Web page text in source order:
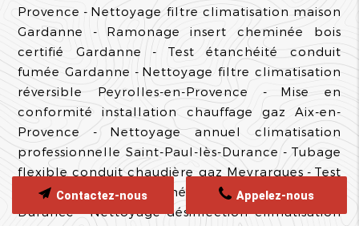
Provence
Nettoyage filtre climatisation maison
Gardanne
Ramonage insert cheminée bois
certifié Gardanne
Test étanchéité conduit
fumée Gardanne
Nettoyage filtre climatisation
réversible Peyrolles-en-Provence
Mise en
conformité installation chauffage gaz Aix-en-
Provence
Nettoyage annuel climatisation
professionnelle Saint-Paul-lès-Durance
Tubage
flexible conduit chaudière gaz Meyrargues
Test
étanchéité conduit fumée poêle Saint-Paul-lès-
Durance
Nettoyage désinfection climatisation
Appelez-nous
Contactez-nous